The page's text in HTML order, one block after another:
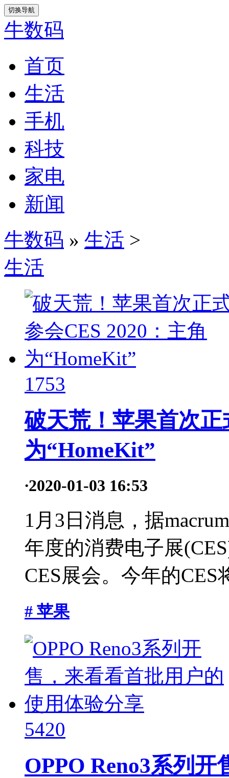
切换导航
牛数码
首页
生活
手机
科技
家电
新闻
牛数码 » 生活 >
生活
1753
破天荒！苹果首次正
为“HomeKit”
·2020-01-03 16:53
1月3日消息，据
年度的消费电子展
CES展会。今年的CES
# 苹果
5420
OPPO Reno3系列